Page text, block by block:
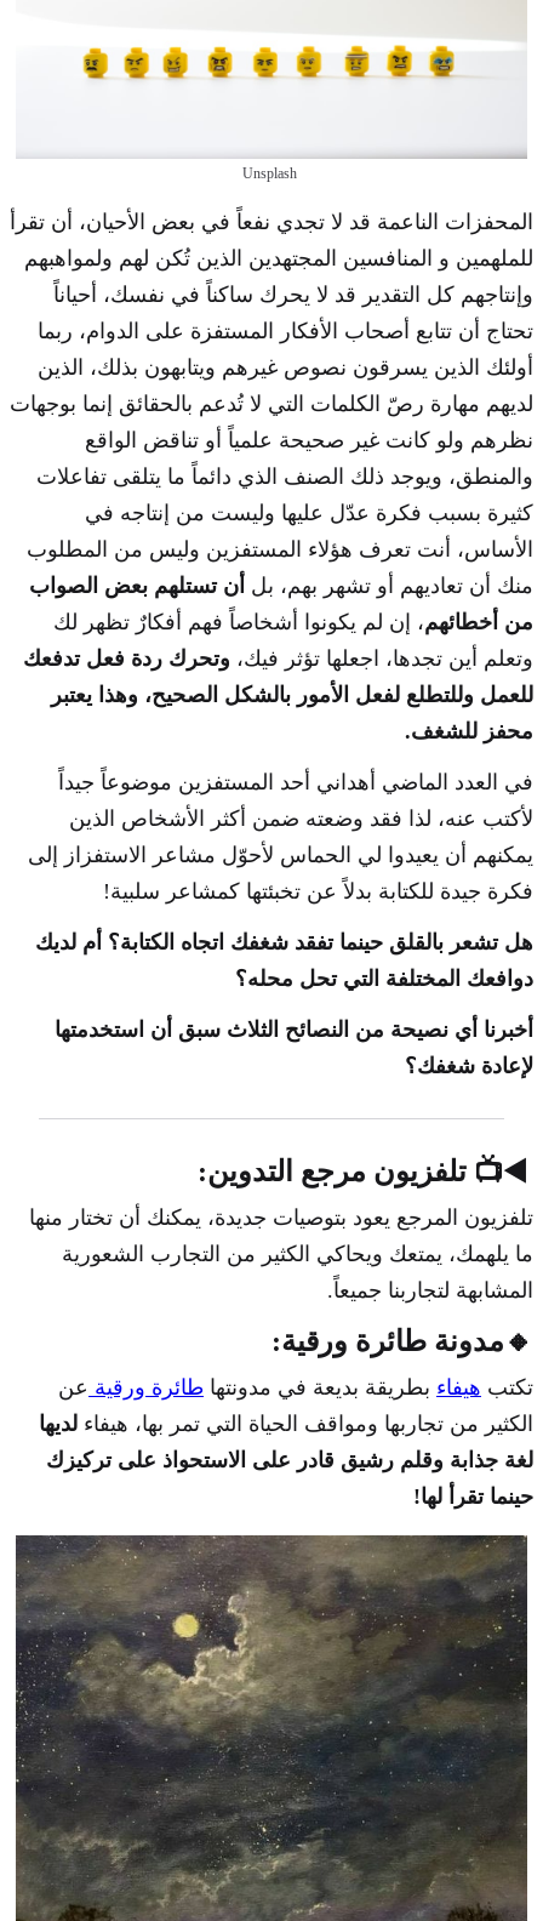
Unsplash
المحفزات الناعمة قد لا تجدي نفعاً في بعض الأحيان، أن تقرأ
للملهمين و المنافسين المجتهدين الذين تُكن لهم ولمواهبهم
وإنتاجهم كل التقدير قد لا يحرك ساكناً في نفسك، أحياناً
تحتاج أن تتابع أصحاب الأفكار المستفزة على الدوام، ربما
أولئك الذين يسرقون نصوص غيرهم ويتابهون بذلك، الذين
لديهم مهارة رصّ الكلمات التي لا تُدعم بالحقائق إنما بوجهات
نظرهم ولو كانت غير صحيحة علمياً أو تناقض الواقع
والمنطق، ويوجد ذلك الصنف الذي دائماً ما يتلقى تفاعلات
كثيرة بسبب فكرة عدّل عليها وليست من إنتاجه في
الأساس، أنت تعرف هؤلاء المستفزين وليس من المطلوب
منك أن تعاديهم أو تشهر بهم، بل أن تستلهم بعض الصواب
من أخطائهم، إن لم يكونوا أشخاصاً فهم أفكارٌ تظهر لك
وتعلم أين تجدها، اجعلها تؤثر فيك، وتحرك ردة فعل تدفعك
للعمل وللتطلع لفعل الأمور بالشكل الصحيح، وهذا يعتبر
محفز للشغف.
في العدد الماضي أهداني أحد المستفزين موضوعاً جيداً
لأكتب عنه، لذا فقد وضعته ضمن أكثر الأشخاص الذين
يمكنهم أن يعيدوا لي الحماس لأحوّل مشاعر الاستفزاز إلى
فكرة جيدة للكتابة بدلاً عن تخبئتها كمشاعر سلبية!
هل تشعر بالقلق حينما تفقد شغفك اتجاه الكتابة؟ أم لديك
دوافعك المختلفة التي تحل محله؟
أخبرنا أي نصيحة من النصائح الثلاث سبق أن استخدمتها
لإعادة شغفك؟
◀️📺 تلفزيون مرجع التدوين:
تلفزيون المرجع يعود بتوصيات جديدة، يمكنك أن تختار منها
ما يلهمك، يمتعك ويحاكي الكثير من التجارب الشعورية
المشابهة لتجاربنا جميعاً.
🔸مدونة طائرة ورقية:
تكتب هيفاء بطريقة بديعة في مدونتها طائرة ورقية عن
الكثير من تجاربها ومواقف الحياة التي تمر بها، هيفاء لديها
لغة جذابة وقلم رشيق قادر على الاستحواذ على تركيزك
حينما تقرأ لها!